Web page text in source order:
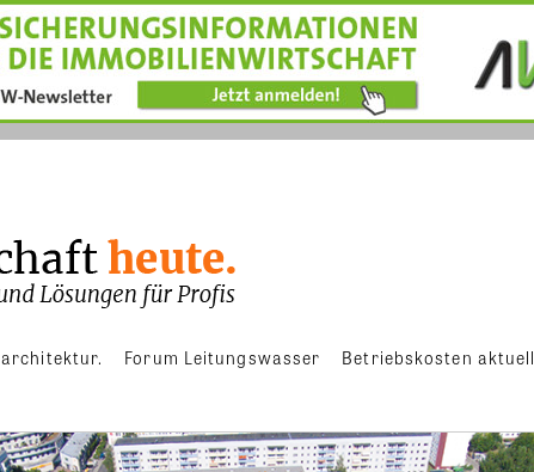
architektur. Forum Leitungswasser Betriebskosten aktuell